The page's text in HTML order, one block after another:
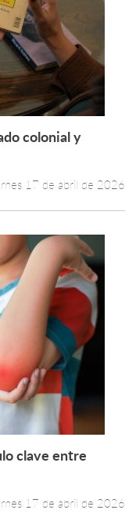
Leer más +
colonial y
17 de abril de 2026
Leer más +
clave entre
17 de abril de 2026